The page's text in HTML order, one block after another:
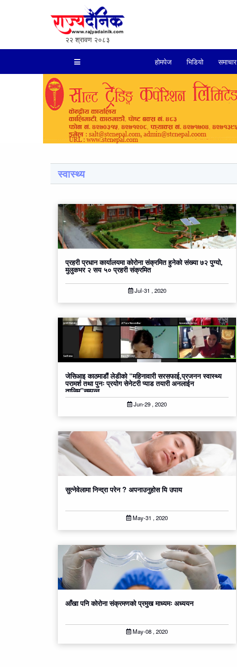
२२ श्रावण २०८३
होमपेज भिडियो समाचार
स्वास्थ्य
प्रहरी प्रधान कार्यालयमा कोरोना संक्रमित हुनेको संख्या ७२ पुग्यो,
मुलुकभर २ सय ५० प्रहरी संक्रमित
Jul-31 , 2020
जेसिआइ काठमाडौं लेडीको “महिनावारी सरसफाई,प्रजनन स्वास्थ्य
परामर्श तथा पुनः प्रयोग सेनेटरी प्याड तयारी अनलाईन
तालिम”सम्पन्न
Jun-29 , 2020
सुत्नेवेलामा निन्द्रा परेन ? अपनाउनुहोस यि उपाय
May-31 , 2020
आँखा पनि कोरोना संक्रमणको प्रमुख माध्यमः अध्ययन
May-08 , 2020